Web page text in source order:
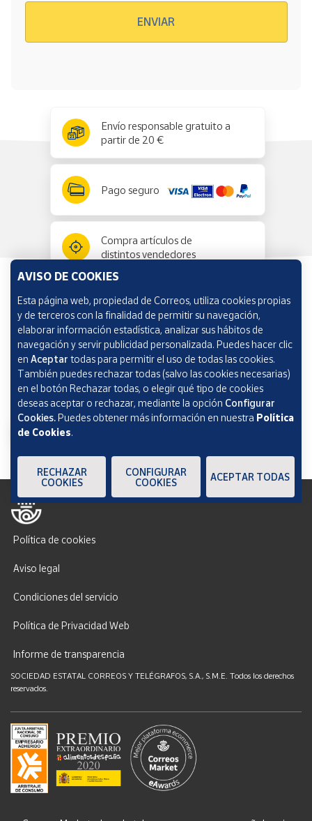
ENVIAR
Envío responsable gratuito a
partir de 20 €
Pago seguro
Compra artículos de
distintos vendedores
Información y ayuda
Correos Market
Política de cookies
Aviso legal
Condiciones del servicio
Política de Privacidad Web
Informe de transparencia
SOCIEDAD ESTATAL CORREOS Y TELÉGRAFOS, S.A., S.M.E. Todos los derechos
reservados.
AVISO DE COOKIES
Esta página web, propiedad de Correos, utiliza cookies propias
y de terceros con la finalidad de permitir su navegación,
elaborar información estadística, analizar sus hábitos de
navegación y servir publicidad personalizada. Puedes hacer clic
en Aceptar todas para permitir el uso de todas las cookies.
También puedes rechazar todas (salvo las cookies necesarias)
en el botón Rechazar todas, o elegir qué tipo de cookies
deseas aceptar o rechazar, mediante la opción Configurar
Cookies.Puedes obtener más información en nuestra Política
de Cookies.
RECHAZAR
COOKIES
CONFIGURAR
COOKIES
ACEPTAR TODAS